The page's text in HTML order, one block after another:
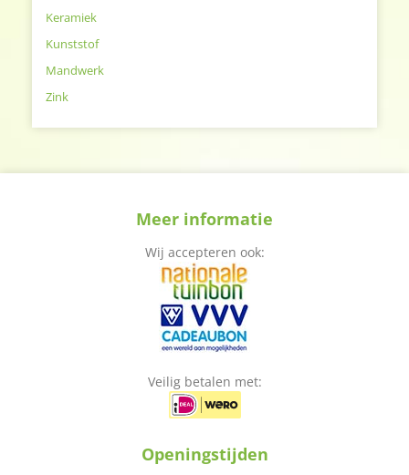
Keramiek
Kunststof
Mandwerk
Zink
Meer informatie
Wij accepteren ook:
Veilig betalen met:
Openingstijden